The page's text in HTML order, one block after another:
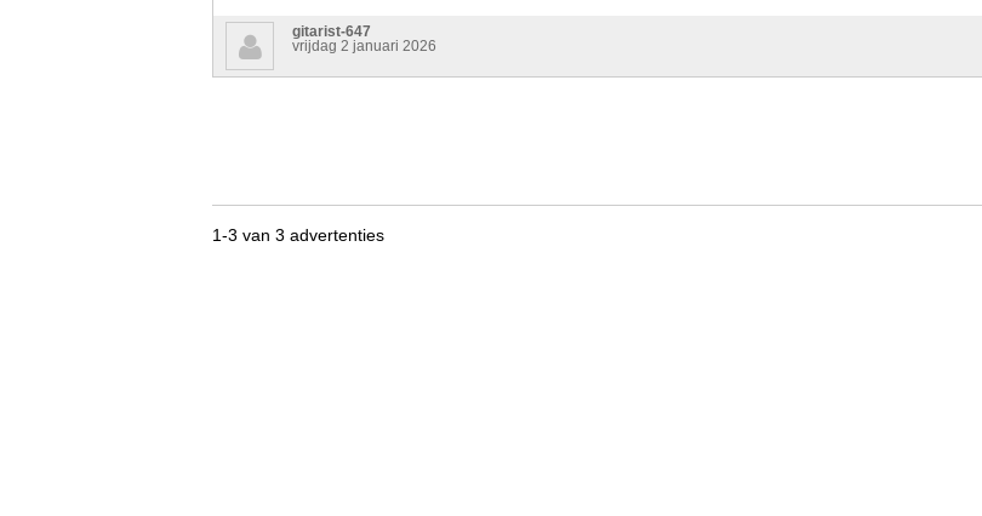
gitarist-647
vrijdag 2 januari 2026
1-3 van 3 advertenties